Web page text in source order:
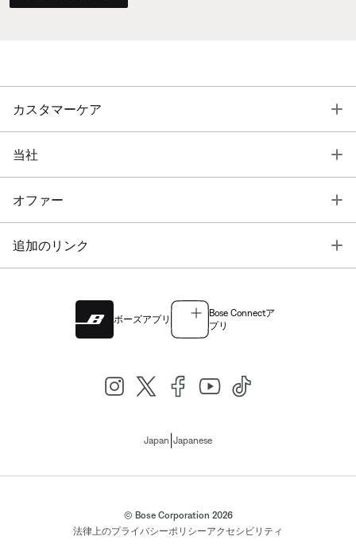
カスタマーケア
当社
オファー
追加のリンク
ボーズアプリ
Bose Connectア
プリ
Japan Japanese
© Bose Corporation 2026
法律上のプライバシーポリシーアクセシビリティ